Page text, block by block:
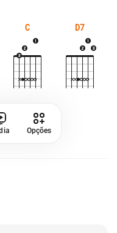
C D7
Opções